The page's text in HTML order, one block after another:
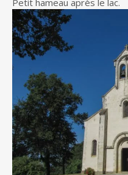
Petit hameau après le lac.